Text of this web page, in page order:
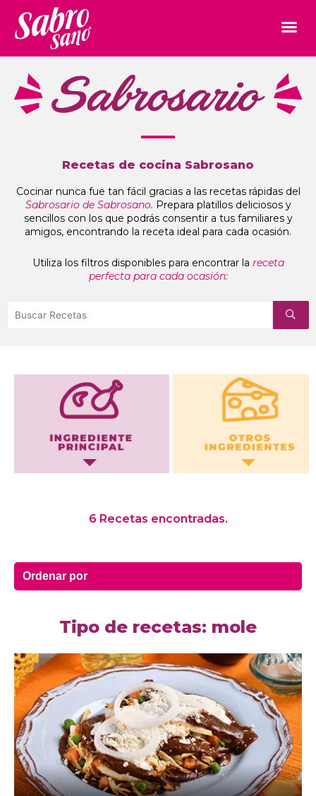
Recetas de cocina Sabrosano
Cocinar nunca fue tan fácil gracias a las recetas rápidas del
Sabrosario de Sabrosano. Prepara platillos deliciosos y
sencillos con los que podrás consentir a tus familiares y
amigos, encontrando la receta ideal para cada ocasión.
Utiliza los filtros disponibles para encontrar la receta
perfecta para cada ocasión:
Otros Ingredientes
6 Recetas encontradas.
Tipo de recetas: mole